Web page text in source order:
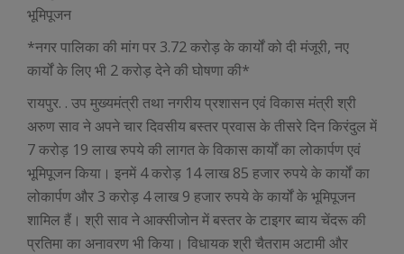
भूमिपूजन
*नगर पालिका की मांग पर 3.72 करोड़ के कार्यों को दी मंजूरी, नए
कार्यों के लिए भी 2 करोड़ देने की घोषणा की*
रायपुर. . उप मुख्यमंत्री तथा नगरीय प्रशासन एवं विकास मंत्री श्री
अरुण साव ने अपने चार दिवसीय बस्तर प्रवास के तीसरे दिन किरंदुल में
7 करोड़ 19 लाख रुपये की लागत के विकास कार्यों का लोकार्पण एवं
भूमिपूजन किया। इनमें 4 करोड़ 14 लाख 85 हजार रुपये के कार्यों का
लोकार्पण और 3 करोड़ 4 लाख 9 हजार रुपये के कार्यों के भूमिपूजन
शामिल हैं। श्री साव ने आक्सीजोन में बस्तर के टाइगर ब्वाय चेंदरू की
प्रतिमा का अनावरण भी किया। विधायक श्री चैतराम अटामी और